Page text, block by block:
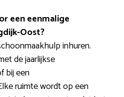
een eenmalige
Oost?
inhuren.
de jaarlijkse
bij een
ruimte wordt op een